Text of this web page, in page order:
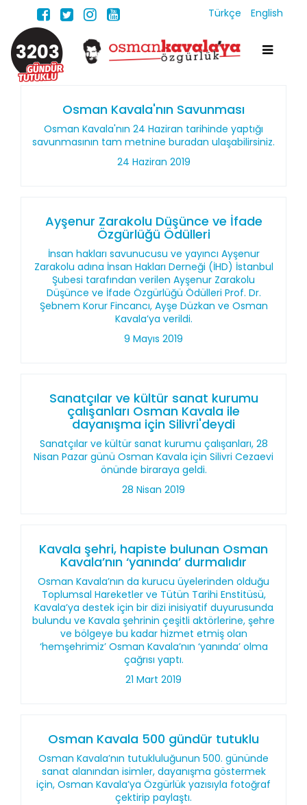
Türkçe English
3203
Osman Kavala'nın Savunması
Osman Kavala'nın 24 Haziran tarihinde yaptığı
savunmasının tam metnine buradan ulaşabilirsiniz.
24 Haziran 2019
Ayşenur Zarakolu Düşünce ve İfade
Özgürlüğü Ödülleri
İnsan hakları savunucusu ve yayıncı Ayşenur
Zarakolu adına İnsan Hakları Derneği (İHD) İstanbul
Şubesi tarafından verilen Ayşenur Zarakolu
Düşünce ve İfade Özgürlüğü Ödülleri Prof. Dr.
Şebnem Korur Fincancı, Ayşe Düzkan ve Osman
Kavala’ya verildi.
9 Mayıs 2019
Sanatçılar ve kültür sanat kurumu
çalışanları Osman Kavala ile
dayanışma için Silivri'deydi
Sanatçılar ve kültür sanat kurumu çalışanları, 28
Nisan Pazar günü Osman Kavala için Silivri Cezaevi
önünde biraraya geldi.
28 Nisan 2019
Kavala şehri, hapiste bulunan Osman
Kavala’nın ‘yanında’ durmalıdır
Osman Kavala’nın da kurucu üyelerinden olduğu
Toplumsal Hareketler ve Tütün Tarihi Enstitüsü,
Kavala’ya destek için bir dizi inisiyatif duyurusunda
bulundu ve Kavala şehrinin çeşitli aktörlerine, şehre
ve bölgeye bu kadar hizmet etmiş olan
‘hemşehrimiz’ Osman Kavala’nın ‘yanında’ olma
çağrısı yaptı.
21 Mart 2019
Osman Kavala 500 gündür tutuklu
Osman Kavala’nın tutukluluğunun 500. gününde
sanat alanından isimler, dayanışma göstermek
için, Osman Kavala’ya Özgürlük yazısıyla fotoğraf
çektirip paylaştı.